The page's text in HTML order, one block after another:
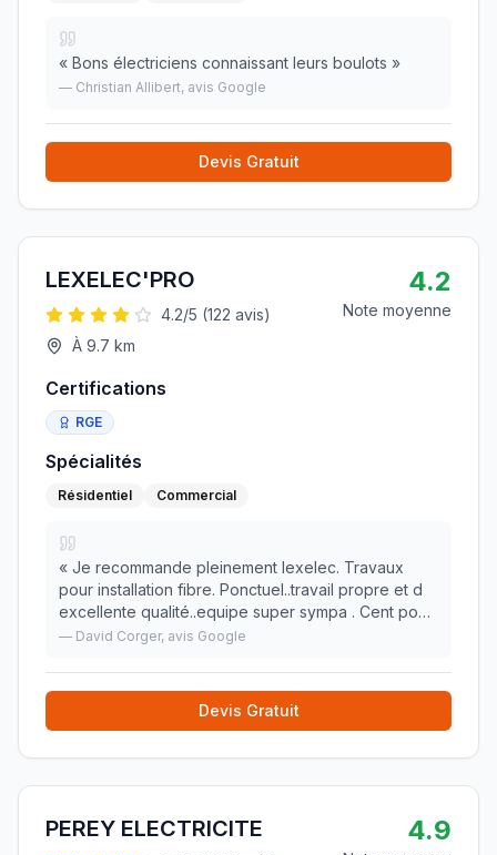
« Bons électriciens connaissant leurs boulots »
— Christian Allibert, avis Google
Devis Gratuit
LEXELEC'PRO
4.2/5 (122 avis)
À 9.7 km
4.2
Note moyenne
Certifications
RGE
Spécialités
Résidentiel Commercial
« Je recommande pleinement lexelec. Travaux
pour installation fibre. Ponctuel..travail propre et d
excellente qualité..equipe super sympa . Cent pour
cent satisfait.»
— David Corger, avis Google
Devis Gratuit
PEREY ELECTRICITE 4.9